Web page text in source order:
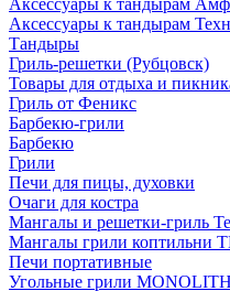
Аксессуары к тандырам
Аксессуары к тандырам
Тандыры
Гриль-решетки (Рубцовск)
Товары для отдыха и
Гриль от Феникс
Барбекю-грили
Барбекю
Грили
Печи для пицы, духовки
Очаги для костра
Мангалы и решетки-гриль
Мангалы грили коптильни
Печи портативные
Угольные грили MONOLITH